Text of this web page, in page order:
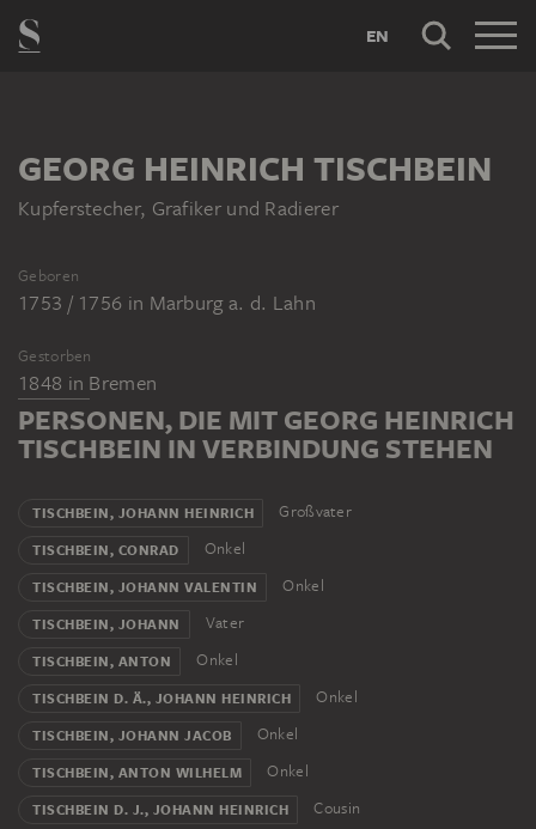
EN
GEORG HEINRICH TISCHBEIN
Kupferstecher, Grafiker und Radierer
Geboren
1753 / 1756 in Marburg a. d. Lahn
Gestorben
1848 in Bremen
PERSONEN, DIE MIT GEORG HEINRICH
TISCHBEIN IN VERBINDUNG STEHEN
TISCHBEIN, JOHANN HEINRICH Großvater
TISCHBEIN, CONRAD Onkel
TISCHBEIN, JOHANN VALENTIN Onkel
TISCHBEIN, JOHANN Vater
TISCHBEIN, ANTON Onkel
TISCHBEIN D. Ä., JOHANN HEINRICH Onkel
TISCHBEIN, JOHANN JACOB Onkel
TISCHBEIN, ANTON WILHELM Onkel
TISCHBEIN D. J., JOHANN HEINRICH Cousin